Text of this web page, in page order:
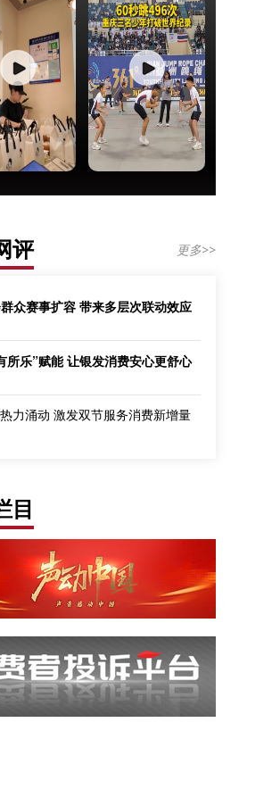
评 更多>>
众赛事扩容 带来多层次联动效应
所乐”赋能 让银发消费安心更舒心
力涌动 激发双节服务消费新增量
目